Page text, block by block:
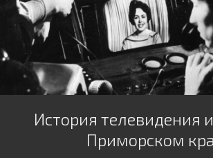
История телевидения
Приморском